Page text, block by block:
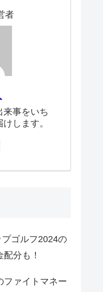
者
来事をいち
します。
ゴルフ2024の
分も！
ファイトマネー